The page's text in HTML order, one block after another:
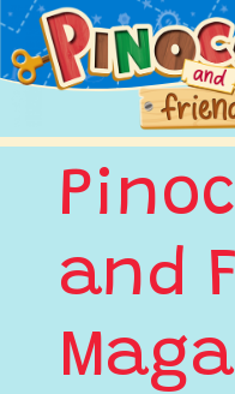
and